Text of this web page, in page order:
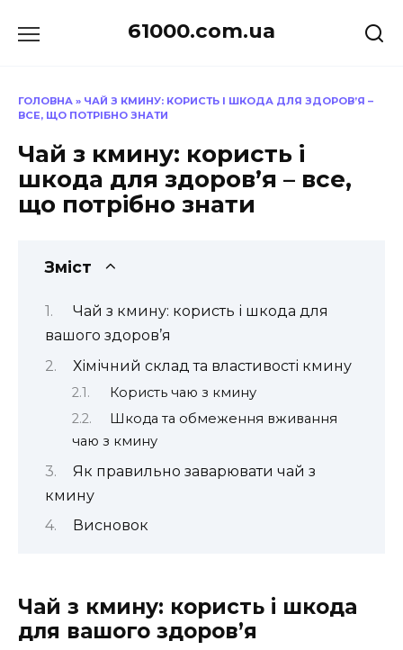
до
61000.com.ua
ГОЛОВНА » ЧАЙ З КМИНУ: КОРИСТЬ І ШКОДА ДЛЯ ЗДОРОВ’Я –
ВСЕ, ЩО ПОТРІБНО ЗНАТИ
Чай з кмину: користь і
шкода для здоров’я – все,
що потрібно знати
Зміст
Чай з кмину: користь і шкода для
вашого здоров’я
Хімічний склад та властивості кмину
Користь чаю з кмину
Шкода та обмеження вживання
чаю з кмину
Як правильно заварювати чай з
кмину
Висновок
Чай з кмину: користь і шкода
для вашого здоров’я